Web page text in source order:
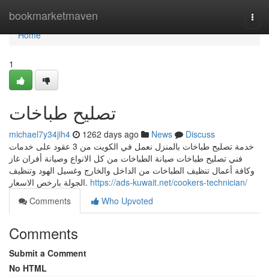
bookmarketmaven
Home
Home
1
تصليح طباخات
michael7y34jih4 1262 days ago News
Discuss
خدمة تصليح طباخات بالمنزل نعمل في الكويت من 3 عقود على خدمات
فني تصليح طباخات صيانة الطباخات من كل الانواع وصيانة أفران غاز
وكافة أعمال تنظيف الطباخات من الداخل والخارج وغسيل الهود وتنظيف
الجولة بارخص الاسعار. https://ads-kuwait.net/cookers-technician/
Comments
Who Upvoted
Comments
Submit a Comment
No HTML